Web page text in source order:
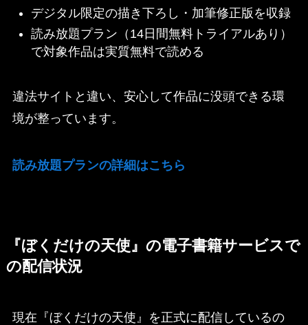
デジタル限定の描き下ろし・加筆修正版を収録
読み放題プラン（14日間無料トライアルあり）
で対象作品は実質無料で読める
違法サイトと違い、安心して作品に没頭できる環
境が整っています。
読み放題プランの詳細はこちら
『ぼくだけの天使』の電子書籍サービスで
の配信状況
現在『ぼくだけの天使』を正式に配信しているの